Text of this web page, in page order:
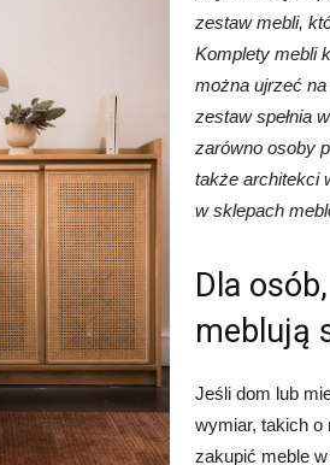
zestaw mebli,
Komplety mebli
można ujrzeć
zestaw spełnia
zarówno osoby
także architekci
w sklepach
Dla
meblują
Jeśli dom lub
wymiar, takich o
zakupić meble